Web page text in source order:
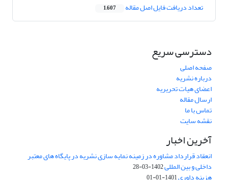
تعداد دریافت فایل اصل مقاله 1,607
دسترسی سریع
صفحه اصلی
درباره نشریه
اعضای هیات تحریریه
ارسال مقاله
تماس با ما
نقشه سایت
آخرین اخبار
انعقاد قرارداد مشاوره در زمینه نمایه سازی نشریه در پایگاه های معتبر
داخلی و بین المللی1402-03-28